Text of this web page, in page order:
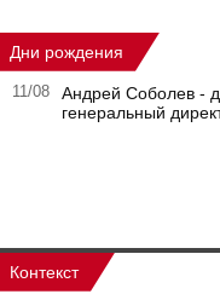
Дни рождения
11/08
Андрей Соболев -
генеральный
Контекст